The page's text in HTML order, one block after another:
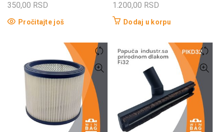
350,00 RSD
Pročitajte još
1.200,00 RSD
Dodaj u korpu